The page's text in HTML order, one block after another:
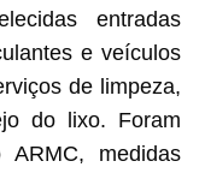
entradas
e veículos
de limpeza,
do lixo. Foram
medidas